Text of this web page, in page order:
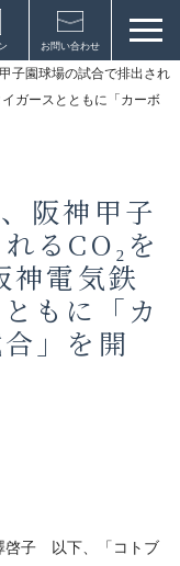
お問い合わせ
子園球場の試合で排出され
ガースとともに「カーボ
阪神甲子
るCO₂を
神電気鉄
もに「カ
」を開
啓子 以下、「コトブ